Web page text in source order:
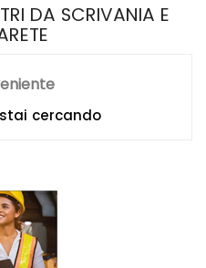
DA SCRIVANIA E
cercando